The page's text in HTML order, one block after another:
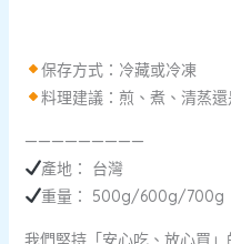
保存方式：冷藏或冷凍
料理建議：煎、煮、清蒸
—————————
產地： 台灣
重量： 500g/600g/700g
我們堅持「安心吃、放心買」